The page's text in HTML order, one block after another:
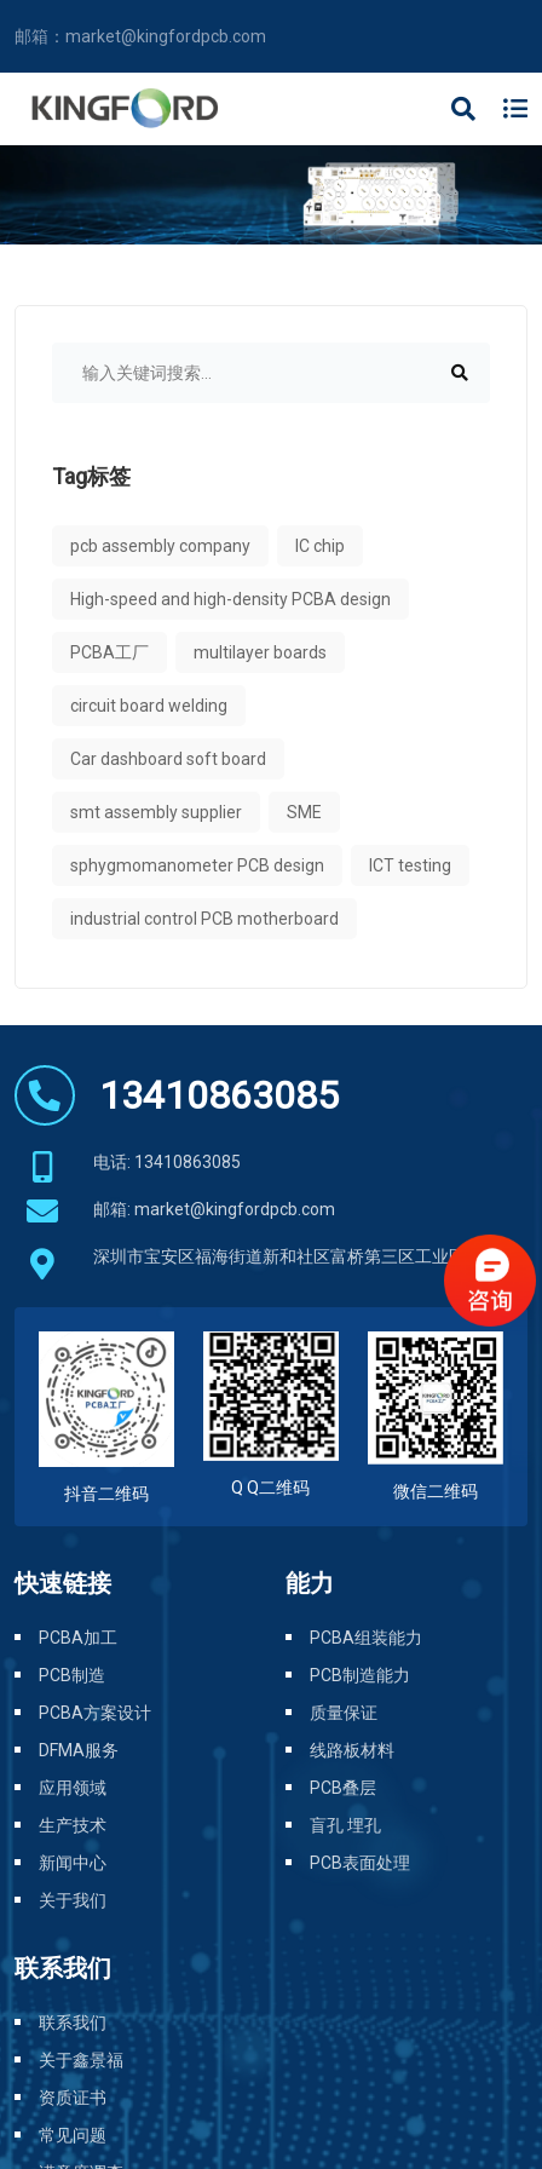
邮箱： market@kingfordpcb.com
Tag标签
pcb assembly company IC chip
High-speed and high-density PCBA design
PCBA工厂 multilayer boards
circuit board welding
Car dashboard soft board
smt assembly supplier SME
sphygmomanometer PCB design ICT testing
industrial control PCB motherboard
13410863085
电话: 13410863085
邮箱: market@kingfordpcb.com
深圳市宝安区福海街道新和社区富桥第三区工业区
抖音二维码 Q Q二维码 微信二维码
快速链接
PCBA加工
PCB制造
PCBA方案设计
DFMA服务
应用领域
生产技术
新闻中心
关于我们
能力
PCBA组装能力
PCB制造能力
质量保证
线路板材料
PCB叠层
盲孔 埋孔
PCB表面处理
联系我们
联系我们
关于鑫景福
资质证书
常见问题